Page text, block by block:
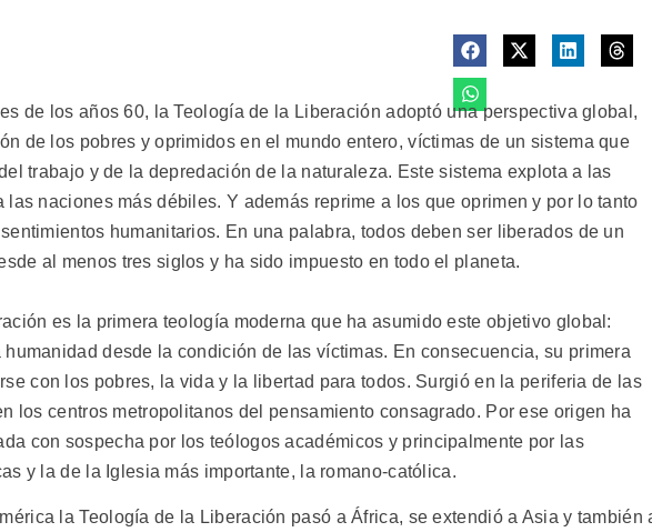
de los años 60, la Teología de la Liberación adoptó una perspectiva global,
de los pobres y oprimidos en el mundo entero, víctimas de un sistema que
trabajo y de la depredación de la naturaleza. Este sistema explota a las
las naciones más débiles. Y además reprime a los que oprimen y por lo tanto
humanitarios. En una palabra, todos deben ser liberados de un
al menos tres siglos y ha sido impuesto en todo el planeta.
es la primera teología moderna que ha asumido este objetivo global:
desde la condición de las víctimas. En consecuencia, su primera
con los pobres, la vida y la libertad para todos. Surgió en la periferia de las
los centros metropolitanos del pensamiento consagrado. Por ese origen ha
con sospecha por los teólogos académicos y principalmente por las
y la de la Iglesia más importante, la romano-católica.
la Teología de la Liberación pasó a África, se extendió a Asia y también